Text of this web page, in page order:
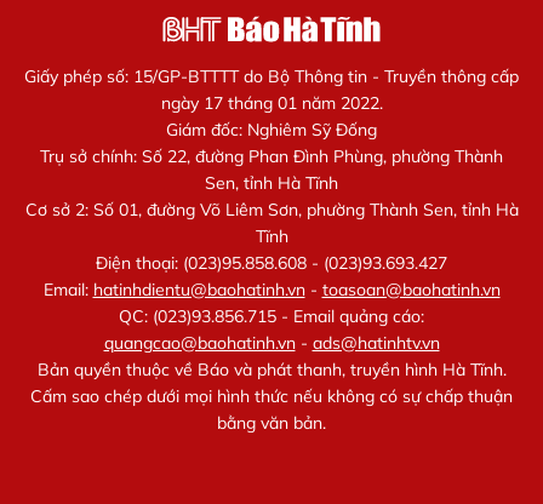
Giấy phép số: 15/GP-BTTTT do Bộ Thông tin - Truyền thông cấp
ngày 17 tháng 01 năm 2022.
Giám đốc: Nghiêm Sỹ Đống
Trụ sở chính: Số 22, đường Phan Đình Phùng, phường Thành
Sen, tỉnh Hà Tĩnh
Cơ sở 2: Số 01, đường Võ Liêm Sơn, phường Thành Sen, tỉnh Hà
Tĩnh
Điện thoại: (023)95.858.608 - (023)93.693.427
Email: hatinhdientu@baohatinh.vn- toasoan@baohatinh.vn
QC: (023)93.856.715 - Email quảng cáo:
quangcao@baohatinh.vn- ads@hatinhtv.vn
Bản quyền thuộc về Báo và phát thanh, truyền hình Hà Tĩnh.
Cấm sao chép dưới mọi hình thức nếu không có sự chấp thuận
bằng văn bản.